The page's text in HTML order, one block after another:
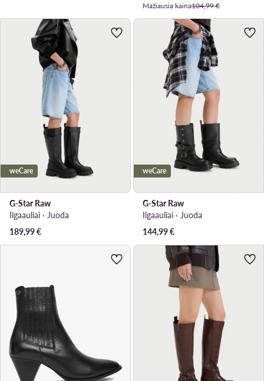
Mažiausia kaina104,99 €
weCare
G-Star Raw
Ilgaauliai · Juoda
189,99€
weCare
G-Star Raw
Ilgaauliai · Juoda
144,99€